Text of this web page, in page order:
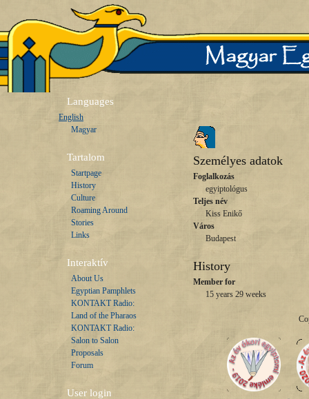
Languages
English
Magyar
Tartalom
Startpage
History
Culture
Roaming Around
Stories
Links
Interaktív
About Us
Egyptian Pamphlets
KONTAKT Radio:
Land of the Pharaos
KONTAKT Radio:
Salon to Salon
Proposals
Forum
User login
Személyes adatok
Foglalkozás
egyiptológus
Teljes név
Kiss Enikő
Város
Budapest
History
Member for
15 years 29 weeks